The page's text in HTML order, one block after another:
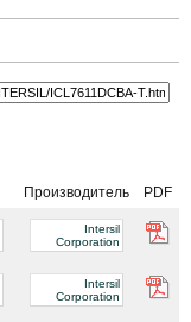
Производитель PDF
Intersil
Corporation
Intersil
Corporation